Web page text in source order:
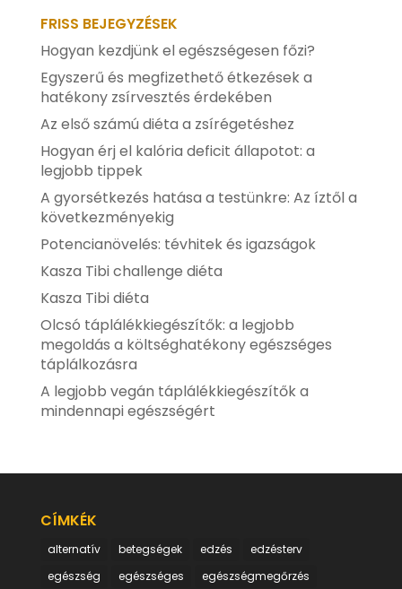
FRISS BEJEGYZÉSEK
Hogyan kezdjünk el egészségesen főzi?
Egyszerű és megfizethető étkezések a
hatékony zsírvesztés érdekében
Az első számú diéta a zsírégetéshez
Hogyan érj el kalória deficit állapotot: a
legjobb tippek
A gyorsétkezés hatása a testünkre: Az íztől a
következményekig
Potencianövelés: tévhitek és igazságok
Kasza Tibi challenge diéta
Kasza Tibi diéta
Olcsó táplálékkiegészítők: a legjobb
megoldás a költséghatékony egészséges
táplálkozásra
A legjobb vegán táplálékkiegészítők a
mindennapi egészségért
CÍMKÉK
alternatív betegségek edzés
edzésterv
egészség
egészséges egészségmegőrzés